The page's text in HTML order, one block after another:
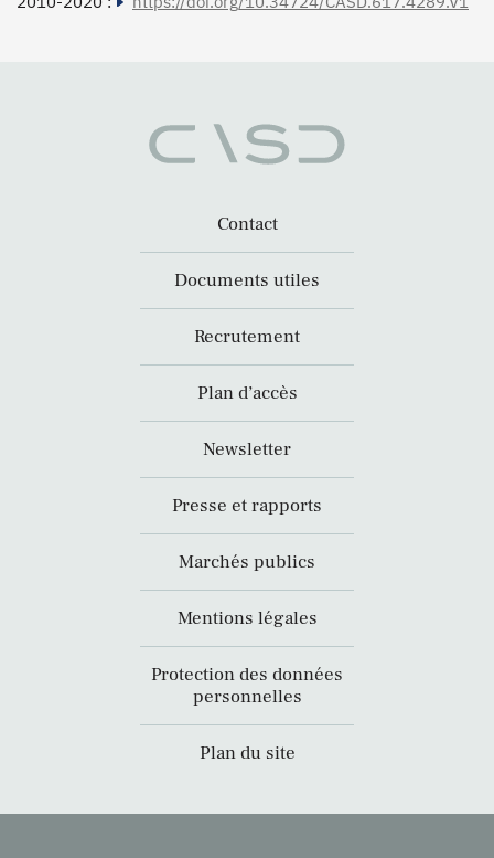
Contact
Documents utiles
Recrutement
Plan d’accès
Newsletter
Presse et rapports
Marchés publics
Mentions légales
Protection des données
personnelles
Plan du site